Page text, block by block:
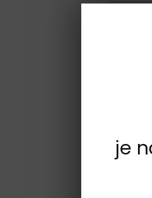
Sada na
je